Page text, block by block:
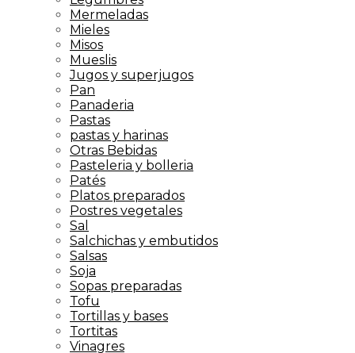
Mermeladas
Mieles
Misos
Mueslis
Jugos y superjugos
Pan
Panaderia
Pastas
pastas y harinas
Otras Bebidas
Pasteleria y bolleria
Patés
Platos preparados
Postres vegetales
Sal
Salchichas y embutidos
Salsas
Soja
Sopas preparadas
Tofu
Tortillas y bases
Tortitas
Vinagres